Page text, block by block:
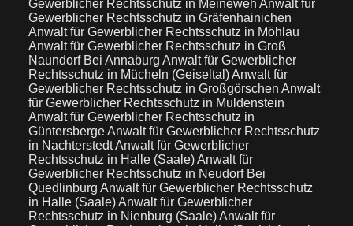
Gewerblicher Rechtsschutz in Meineweh Anwalt für
Gewerblicher Rechtsschutz in Gräfenhainichen
Anwalt für Gewerblicher Rechtsschutz in Möhlau
Anwalt für Gewerblicher Rechtsschutz in Groß
Naundorf Bei Annaburg Anwalt für Gewerblicher
Rechtsschutz in Mücheln (Geiseltal)Anwalt für
Gewerblicher Rechtsschutz in Großgörschen Anwalt
für Gewerblicher Rechtsschutz in Muldenstein
Anwalt für Gewerblicher Rechtsschutz in
GüntersbergeAnwalt für Gewerblicher Rechtsschutz
in NachterstedtAnwalt für Gewerblicher
Rechtsschutz in Halle (Saale)Anwalt für
Gewerblicher Rechtsschutz in Neudorf Bei
Quedlinburg Anwalt für Gewerblicher Rechtsschutz
in Halle (Saale)Anwalt für Gewerblicher
Rechtsschutz in Nienburg (Saale)Anwalt für